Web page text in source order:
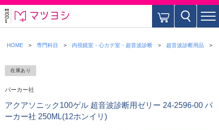
HOME 専門科目 内視鏡室・心カテ室・超音波診断 超音波診断用品
在庫あり
パーカー社
アクアソニック100ゲル 超音波診断用ゼリー 24-2596-00 パ
ーカー社 250ML(12ホンイリ)